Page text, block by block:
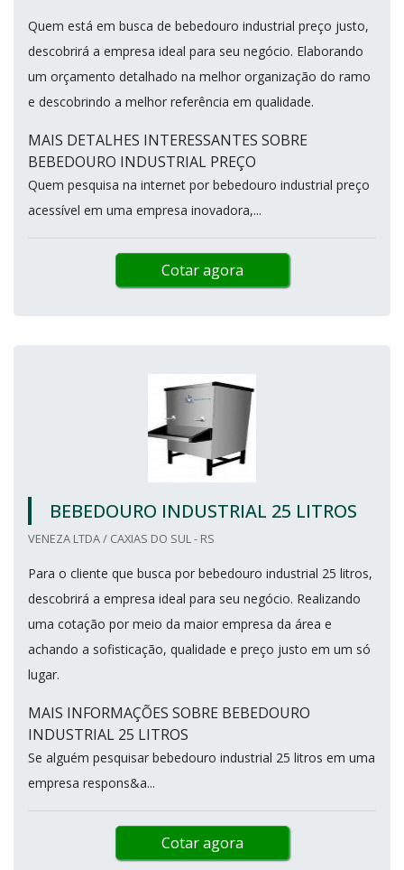
Quem está em busca de bebedouro industrial preço justo,
descobrirá a empresa ideal para seu negócio. Elaborando
um orçamento detalhado na melhor organização do ramo
e descobrindo a melhor referência em qualidade.
MAIS DETALHES INTERESSANTES SOBRE
BEBEDOURO INDUSTRIAL PREÇO
Quem pesquisa na internet por bebedouro industrial preço
acessível em uma empresa inovadora,...
Cotar agora
BEBEDOURO INDUSTRIAL 25 LITROS
VENEZA LTDA / CAXIAS DO SUL - RS
Para o cliente que busca por bebedouro industrial 25 litros,
descobrirá a empresa ideal para seu negócio. Realizando
uma cotação por meio da maior empresa da área e
achando a sofisticação, qualidade e preço justo em um só
lugar.
MAIS INFORMAÇÕES SOBRE BEBEDOURO
INDUSTRIAL 25 LITROS
Se alguém pesquisar bebedouro industrial 25 litros em uma
empresa respons&a...
Cotar agora